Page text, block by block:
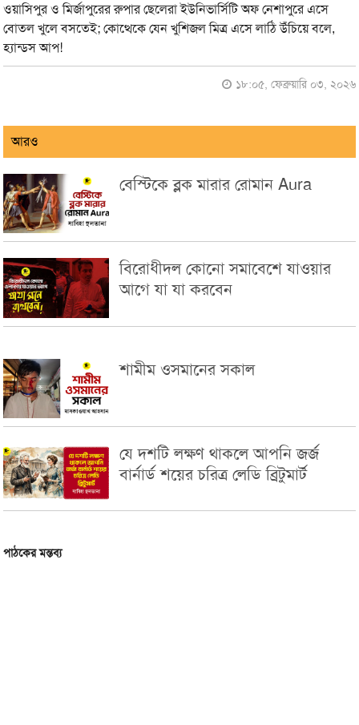
ওয়াসিপুর ও মির্জাপুরের রুপার ছেলেরা ইউনিভার্সিটি অফ নেশাপুরে এসে
বোতল খুলে বসতেই; কোত্থেকে যেন খুশিজল মিত্র এসে লাঠি উঁচিয়ে বলে,
হ্যান্ডস আপ!
১৮:০৫, ফেব্রুয়ারি ০৩, ২০২৬
আরও
বেস্টিকে ব্লক মারার রোমান Aura
বিরোধীদল কোনো সমাবেশে যাওয়ার
আগে যা যা করবেন
শামীম ওসমানের সকাল
যে দশটি লক্ষণ থাকলে আপনি জর্জ
বার্নার্ড শয়ের চরিত্র লেডি ব্রিটুমার্ট
পাঠকের মন্তব্য